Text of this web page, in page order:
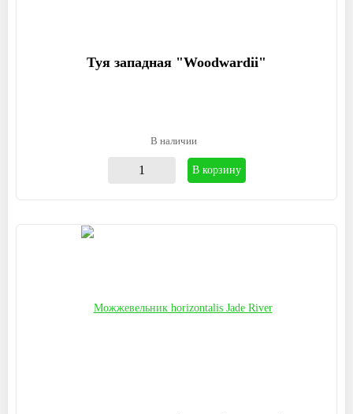
Туя западная "Woodwardii"
В наличии
В корзину